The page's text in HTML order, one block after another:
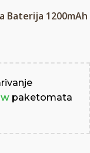
Baterija 1200mAh
paketomata